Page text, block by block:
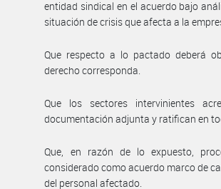
entidad sindical en el acuerdo bajo
situación de crisis que afecta a la
Que respecto a lo pactado deberá
derecho corresponda.
Que los sectores intervinientes
documentación adjunta y ratifican en
Que, en razón de lo expuesto,
considerado como acuerdo marco de
del personal afectado.